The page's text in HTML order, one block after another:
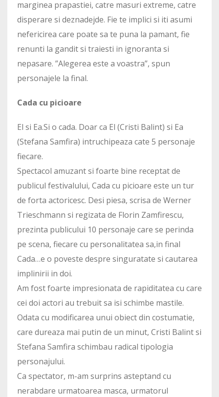
marginea prapastiei, catre masuri extreme, catre
disperare si deznadejde. Fie te implici si iti asumi
nefericirea care poate sa te puna la pamant, fie
renunti la gandit si traiesti in ignoranta si
nepasare. ”Alegerea este a voastra”, spun
personajele la final.
Cada cu picioare
El si Ea.Si o cada. Doar ca El (Cristi Balint) si Ea
(Stefana Samfira) intruchipeaza cate 5 personaje
fiecare.
Spectacol amuzant si foarte bine receptat de
publicul festivalului, Cada cu picioare este un tur
de forta actoricesc. Desi piesa, scrisa de Werner
Trieschmann si regizata de Florin Zamfirescu,
prezinta publicului 10 personaje care se perinda
pe scena, fiecare cu personalitatea sa,in final
Cada…e o poveste despre singuratate si cautarea
implinirii in doi.
Am fost foarte impresionata de rapiditatea cu care
cei doi actori au trebuit sa isi schimbe mastile.
Odata cu modificarea unui obiect din costumatie,
care dureaza mai putin de un minut, Cristi Balint si
Stefana Samfira schimbau radical tipologia
personajului.
Ca spectator, m-am surprins asteptand cu
nerabdare urmatoarea masca, urmatorul